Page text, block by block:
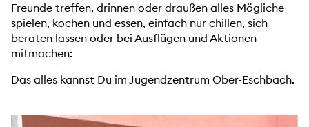
Freunde treffen, drinnen oder draußen alles Mögliche
spielen, kochen und essen, einfach nur chillen, sich
beraten lassen oder bei Ausflügen und Aktionen
mitmachen:
Das alles kannst Du im Jugendzentrum Ober-Eschbach.